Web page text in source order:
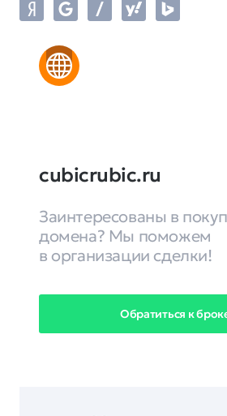
cubicrubic.ru
Заинтересованы в
домена? Мы поможем
в организации сделки!
Обратиться к